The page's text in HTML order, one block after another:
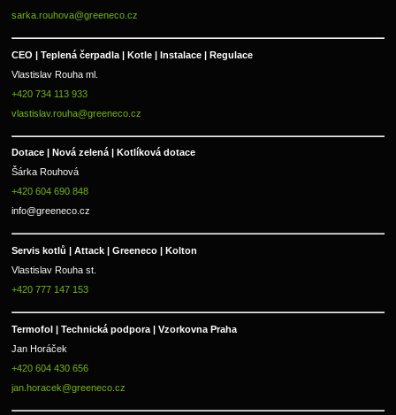
sarka.rouhova@greeneco.cz
CEO | Teplená čerpadla | Kotle | Instalace | Regulace
Vlastislav Rouha ml.
+420 734 113 933
vlastislav.rouha@greeneco.cz
Dotace | Nová zelená | Kotlíková dotace
Šárka Rouhová
+420 604 690 848
info@greeneco.cz
Servis kotlů | Attack | Greeneco | Kolton
Vlastislav Rouha st.
+420 777 147 153
Termofol | Technická podpora | Vzorkovna Praha
Jan Horáček
+420 604 430 656
jan.horacek@greeneco.cz